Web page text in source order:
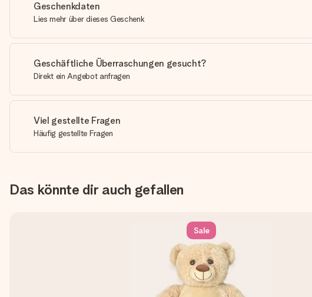
Geschenkdaten
Lies mehr über dieses Geschenk
Geschäftliche Überraschungen gesucht?
Direkt ein Angebot anfragen
Viel gestellte Fragen
Häufig gestellte Fragen
Das könnte dir auch gefallen
Sale